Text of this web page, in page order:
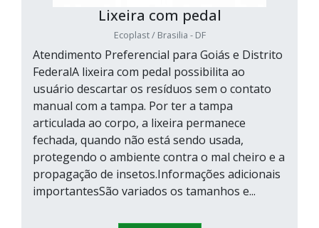
Lixeira com pedal
Ecoplast / Brasilia - DF
Atendimento Preferencial para Goiás e Distrito
FederalA lixeira com pedal possibilita ao
usuário descartar os resíduos sem o contato
manual com a tampa. Por ter a tampa
articulada ao corpo, a lixeira permanece
fechada, quando não está sendo usada,
protegendo o ambiente contra o mal cheiro e a
propagação de insetos.Informações adicionais
importantesSão variados os tamanhos e...